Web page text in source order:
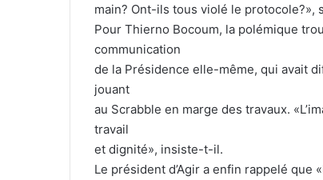
main? Ont-ils tous violé le protocole?»,
Pour Thierno Bocoum, la polémique
communication
de la Présidence elle-même, qui avait
jouant
au Scrabble en marge des travaux.
travail
et dignité», insiste-t-il.
Le président d’Agir a enfin rappelé